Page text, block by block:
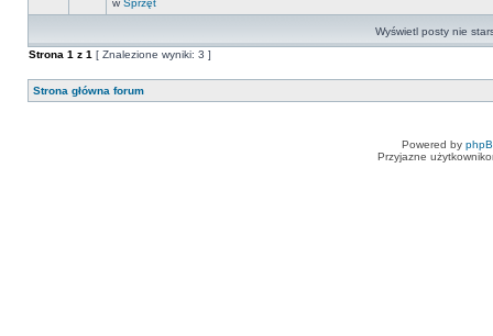
w Sprzęt
Wyświetl posty nie
Strona 1 z 1 [ Znalezione wyniki: 3 ]
Strona główna forum
Powered by
Przyjazne